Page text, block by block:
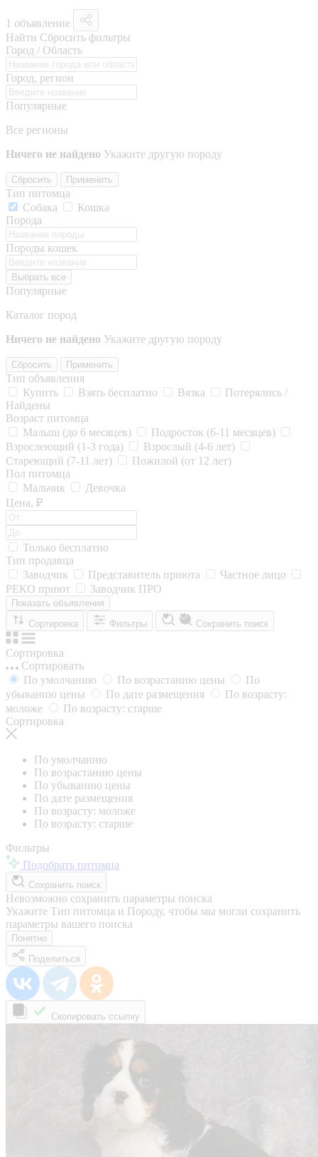
1 объявление
Найти Сбросить фильтры
Город / Область
Город, регион
Популярные
Все регионы
Ничего не найдено Укажите другую породу
Сбросить Применить
Тип питомца
Собака
Кошка
Порода
Породы кошек
Выбрать все
Популярные
Каталог пород
Ничего не найдено Укажите другую породу
Сбросить Применить
Тип объявления
Купить
Взять бесплатно Вязка
Потерялись /
Найдены
Возраст питомца
Малыш (до 6 месяцев)
Подросток (6-11 месяцев)
Взрослеющий (1-3 года)
Взрослый (4-6 лет)
Стареющий (7-11 лет)
Пожилой (от 12 лет)
Пол питомца
Мальчик
Девочка
Цена, ₽
Только бесплатно
Тип продавца
Заводчик
Представитель приюта
Частное лицо
РЕКО приют
Заводчик ПРО
Показать объявления
Сортировка
Фильтры Сохранить поиск
Сортировка
Сортировать
По умолчанию
По возрастанию цены
По
убыванию цены
По дате размещения
По возрасту:
моложе
По возрасту: старше
Сортировка
По умолчанию
По возрастанию цены
По убыванию цены
По дате размещения
По возрасту: моложе
По возрасту: старше
Фильтры
Подобрать питомца
Сохранить поиск
Невозможно сохранить параметры поиска
Укажите Тип питомца и Породу, чтобы мы могли сохранить
параметры вашего поиска
Понятно
Поделиться
Скопировать ссылку